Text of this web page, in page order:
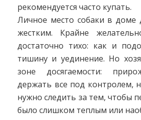
рекомендуется часто купать.
Личное место собаки в
жестким. Крайне
достаточно тихо: как и
тишину и уединение. Но
зоне досягаемости:
держать все под контролем,
нужно следить за тем, чтобы
было слишком теплым или